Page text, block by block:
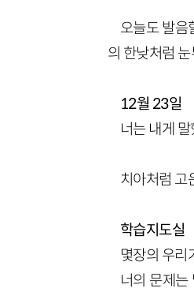
오늘도 발음
의 한낮처럼
12월 23일
너는 내게
치아처럼 고
학습지도실
몇장의 우리
너의 문제는